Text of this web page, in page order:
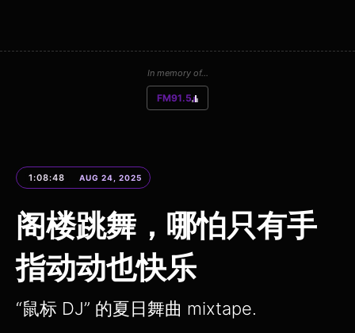
In memory of...
FM91.5
1:08:48 AUG 24, 2025
阁楼跳舞，哪怕只有手
指动动也快乐
“鼠标 DJ” 的夏日舞曲 mixtape.